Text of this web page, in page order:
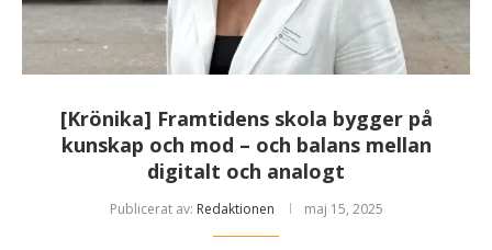
[Krönika] Framtidens skola bygger på
kunskap och mod – och balans mellan
digitalt och analogt
Publicerat av: Redaktionen maj 15, 2025